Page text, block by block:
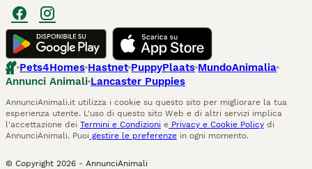
Pets4Homes Hastnet PuppyPlaats MundoAnimalia
Annunci Animali Lancaster Puppies
AnnunciAnimali.it utilizza i cookie su questo sito per migliorare la tua
esperienza utente. L'uso di questo sito Web e di altri servizi implica
l'accettazione dei Termini e Condizioni e Privacy e Cookie Policy di
AnnunciAnimali. Puoi gestire le preferenze in ogni momento.
© Copyright 2026 - AnnunciAnimali